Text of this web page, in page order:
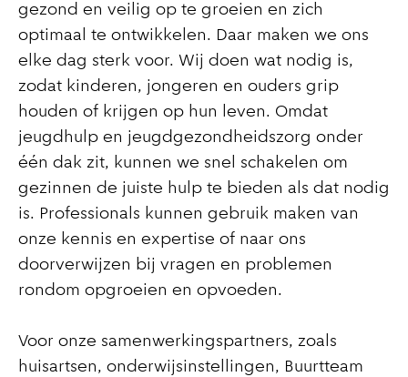
gezond en veilig op te groeien en zich
optimaal te ontwikkelen. Daar maken we ons
elke dag sterk voor. Wij doen wat nodig is,
zodat kinderen, jongeren en ouders grip
houden of krijgen op hun leven. Omdat
jeugdhulp en jeugdgezondheidszorg onder
één dak zit, kunnen we snel schakelen om
gezinnen de juiste hulp te bieden als dat nodig
is. Professionals kunnen gebruik maken van
onze kennis en expertise of naar ons
doorverwijzen bij vragen en problemen
rondom opgroeien en opvoeden.
Voor onze samenwerkingspartners, zoals
huisartsen, onderwijsinstellingen, Buurtteam